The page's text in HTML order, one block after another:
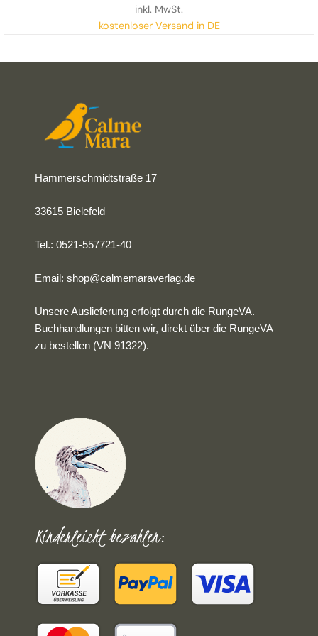
inkl. MwSt.
kostenloser Versand in DE
Hammerschmidtstraße 17
33615 Bielefeld
Tel.: 0521-557721-40
Email:shop@calmemaraverlag.de
Unsere Auslieferung erfolgt durch die RungeVA.
Buchhandlungen bitten wir, direkt über die RungeVA
zu bestellen (VN 91322).
Kinderleicht bezahlen: